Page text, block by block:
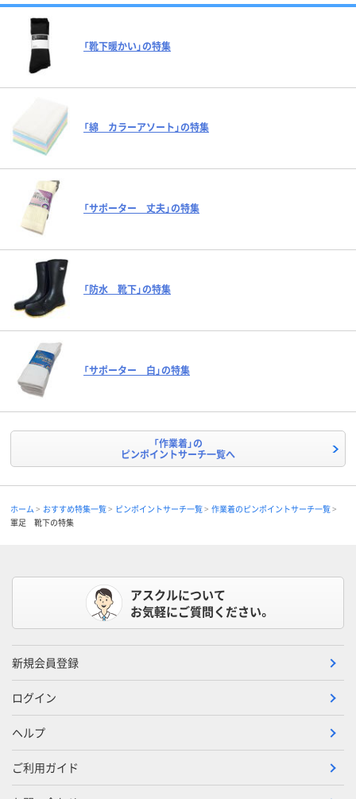
「靴下暖かい」の特集
「綿 カラーアソート」の特集
「サポーター 丈夫」の特集
「防水 靴下」の特集
「サポーター 白」の特集
「作業着」の
ピンポイントサーチ一覧へ
ホーム おすすめ特集一覧 ピンポイントサーチ一覧
作業着のピンポイントサーチ一覧
軍足 靴下の特集
アスクルについて
お気軽にご質問ください。
新規会員登録
ログイン
ヘルプ
ご利用ガイド